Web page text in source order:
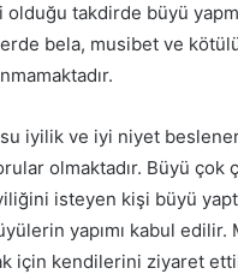
takdirde büyü
bela, musibet ve
iyilik ve iyi niyet
olmaktadır. Büyü çok
isteyen kişi büyü
yapımı kabul
için kendilerini ziyaret